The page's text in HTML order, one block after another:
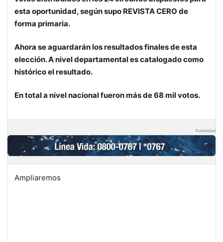
esta oportunidad, según supo REVISTA CERO de
forma primaria.
Ahora se aguardarán los resultados finales de esta
elección. A nivel departamental es catalogado como
histórico el resultado.
En total a nivel nacional fueron más de 68 mil votos.
Publicidad
Ampliaremos